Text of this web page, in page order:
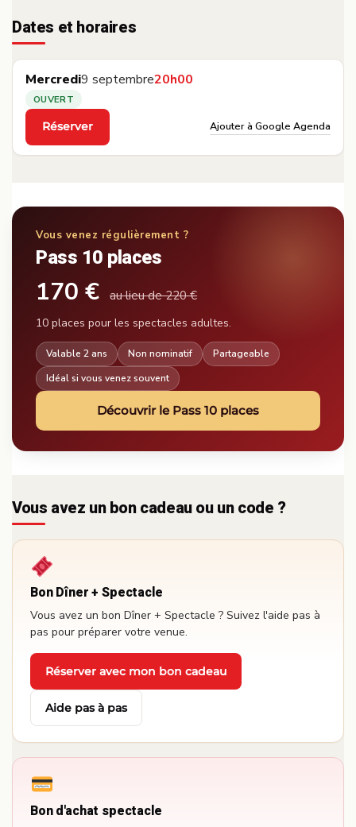
Dates et horaires
Mercredi9 septembre20h00
OUVERT
Réserver
·
Ajouter à Google Agenda
Vous venez régulièrement ?
Pass 10 places
170 € au lieu de 220 €
10 places pour les spectacles adultes.
Valable 2 ans Non nominatif
Partageable
Idéal si vous venez souvent
Découvrir le Pass 10 places
Vous avez un bon cadeau ou un code ?
Bon Dîner + Spectacle
Vous avez un bon Dîner + Spectacle ? Suivez l'aide pas à
pas pour préparer votre venue.
Réserver avec mon bon cadeau
· Aide pas à pas
Bon d'achat spectacle